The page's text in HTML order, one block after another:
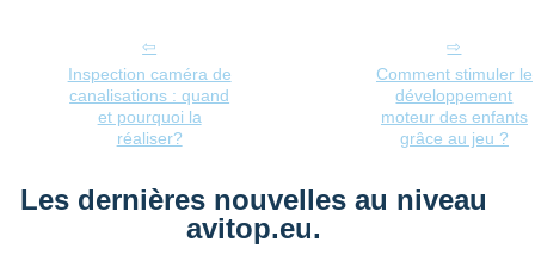
Inspection caméra de
canalisations : quand
et pourquoi la
réaliser?
Comment stimuler le
développement
moteur des enfants
grâce au jeu ?
Les dernières nouvelles au niveau
avitop.eu.